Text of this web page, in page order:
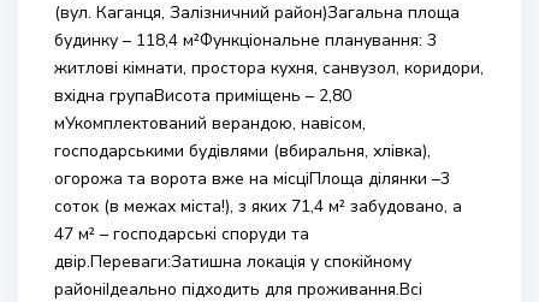
(вул. Каганця, Залізничний район)Загальна площа
будинку – 118,4 м²Функціональне планування: 3
житлові кімнати, простора кухня, санвузол, коридори,
вхідна групаВисота приміщень – 2,80
мУкомплектований верандою, навісом,
господарськими будівлями (вбиральня, хлівка),
огорожа та ворота вже на місціПлоща ділянки –3
соток (в межах міста!), з яких 71,4 м² забудовано, а
47 м² – господарські споруди та
двір.Переваги:Затишна локація у спокійному
районіІдеально підходить для проживання.Всі